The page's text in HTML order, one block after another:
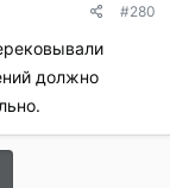
#280
должно